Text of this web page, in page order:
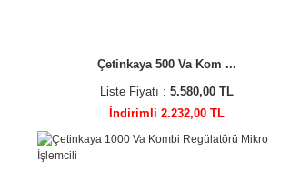
Çetinkaya 500 Va Kom ...
Liste Fiyatı : 5.580,00 TL
İndirimli 2.232,00 TL